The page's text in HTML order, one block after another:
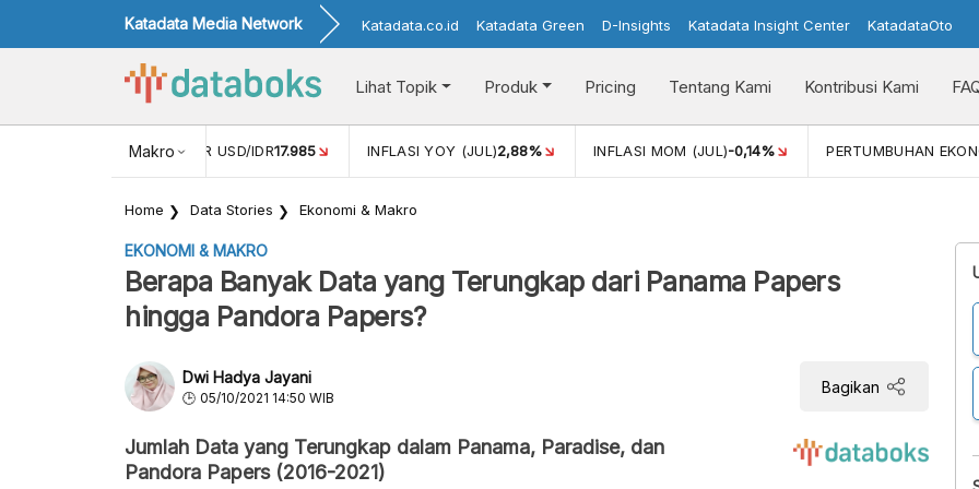
Katadata Media Network Katadata.co.id Katadata Green D-Insights Katadata Insight Center KatadataOto
Lihat Topik Produk Pricing Tentang Kami Kontribusi Kami
Makro
NILAI TUKAR USD/IDR17.985 INFLASI YOY (JUL)2,88% INFLASI MOM (JUL)-0,14% PERTUMBUHAN
Home Data Stories Ekonomi & Makro
EKONOMI & MAKRO
Berapa Banyak Data yang Terungkap dari Panama Papers
hingga Pandora Papers?
Dwi Hadya Jayani
05/10/2021 14:50 WIB
Bagikan
Jumlah Data yang Terungkap dalam Panama, Paradise, dan
Pandora Papers (2016-2021)